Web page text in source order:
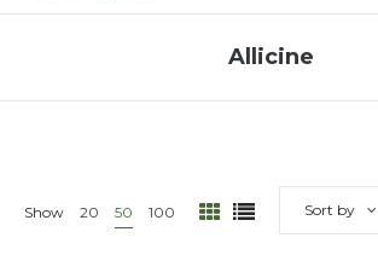
Allicine
Show 20 50 100 Sort by